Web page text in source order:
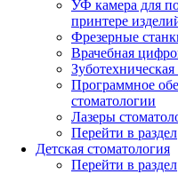
УФ камера для
принтере
Фрезерные
Врачебная
Программное
стоматологии
Лазеры
Перейти в раздел
Детская стоматология
Перейти в раздел